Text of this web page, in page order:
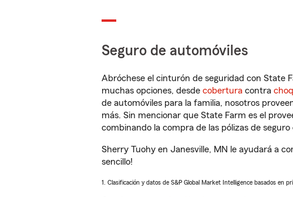
Seguro de automóviles
Abróchese el cinturón de seguridad con State
muchas opciones, desde cobertura contra
de automóviles para la familia, nosotros
más. Sin mencionar que State Farm es el
combinando la compra de las pólizas de
Sherry Tuohy en Janesville, MN le ayudará a
sencillo!
1. Clasificación y datos de S&P Global Market Intelligence basados en